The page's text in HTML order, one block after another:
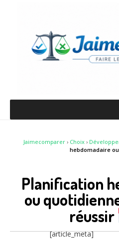
Jaimecomparer› Choix›
hebdomadaire
Planification
ou
réussir
[article_meta]